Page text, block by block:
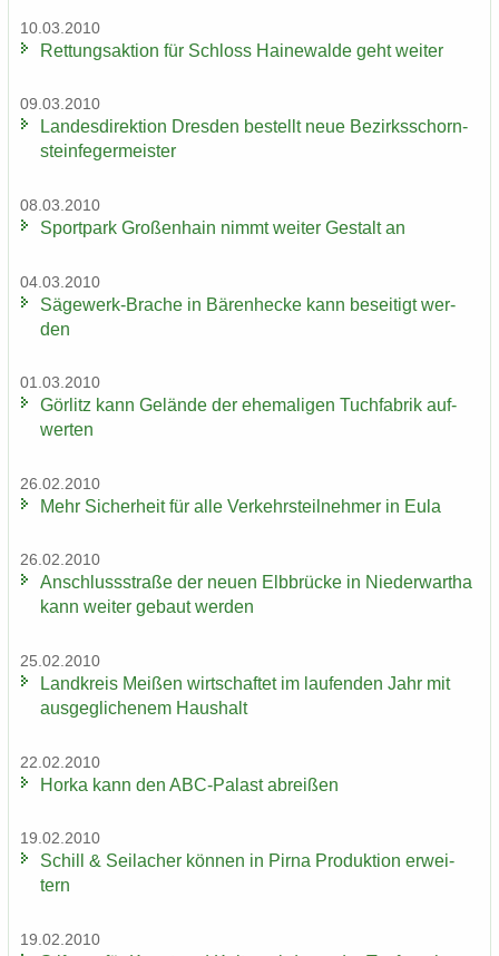
10.03.2010
Ret­tungs­ak­ti­on für Schloss Hai­ne­wal­de geht wei­ter
09.03.2010
Lan­des­di­rek­ti­on Dres­den be­stellt neue Be­zirks­schorn­
stein­fe­ger­meis­ter
08.03.2010
Sport­park Gro­ßen­hain nimmt wei­ter Ge­stalt an
04.03.2010
Sägewerk-​Brache in Bä­ren­he­cke kann be­sei­tigt wer­
den
01.03.2010
Gör­litz kann Ge­län­de der ehe­ma­li­gen Tuch­fa­brik auf­
wer­ten
26.02.2010
Mehr Si­cher­heit für alle Ver­kehrs­teil­neh­mer in Eula
26.02.2010
An­schluss­stra­ße der neuen Elb­brü­cke in Nie­der­wartha
kann wei­ter ge­baut wer­den
25.02.2010
Land­kreis Mei­ßen wirt­schaf­tet im lau­fen­den Jahr mit
aus­ge­gli­che­nem Haus­halt
22.02.2010
Horka kann den ABC-​Palast ab­rei­ßen
19.02.2010
Schill & Seil­a­cher kön­nen in Pirna Pro­duk­ti­on er­wei­
tern
19.02.2010